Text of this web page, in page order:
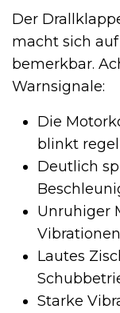
Der
macht sich
bemerkbar.
Warnsignale:
Die
blinkt
Deutlich
Unruhiger
Vibrationen
Lautes
Starke